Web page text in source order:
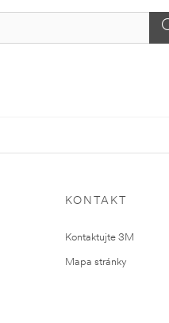
KONTAKT
Kontaktujte 3M
Mapa stránky